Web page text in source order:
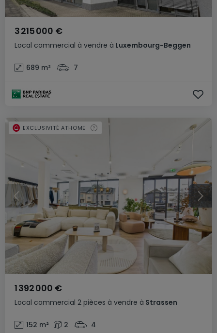
Local commercial à vendre à Luxembourg-Beggen
3 215 000 €
689 m² 7
Local commercial 2 pièces à vendre à Strassen
1 392 000 €
152 m² 2 4
EXCLUSIVITÉ ATHOME